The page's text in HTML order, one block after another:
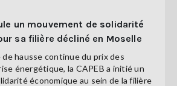
un mouvement de solidarité
sa filière décliné en Moselle
hausse continue du prix des
énergétique, la CAPEB a initié un
économique au sein de la filière